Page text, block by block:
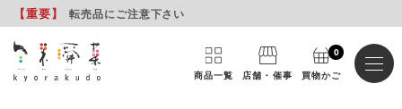
【重要】 転売品にご注意下さい
商品一覧 店舗・催事 買物かご
0